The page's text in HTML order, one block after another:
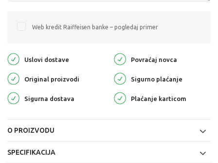
Web kredit Raiffeisen banke – pogledaj primer
Uslovi dostave Povraćaj novca
Original proizvodi Sigurno plaćanje
Sigurna dostava Plaćanje karticom
O PROIZVODU
SPECIFIKACIJA